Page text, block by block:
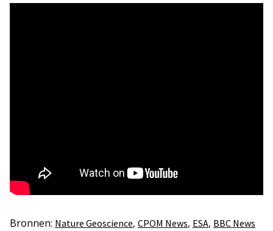
Bronnen: Nature Geoscience, CPOM News, ESA, BBC News